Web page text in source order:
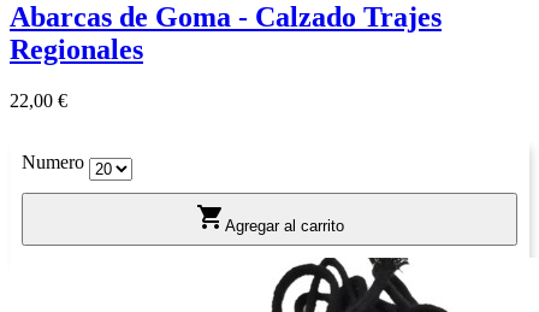
Abarcas de Goma - Calzado Trajes
Regionales
Precio
22,00 €
Numero
 Agregar al carrito